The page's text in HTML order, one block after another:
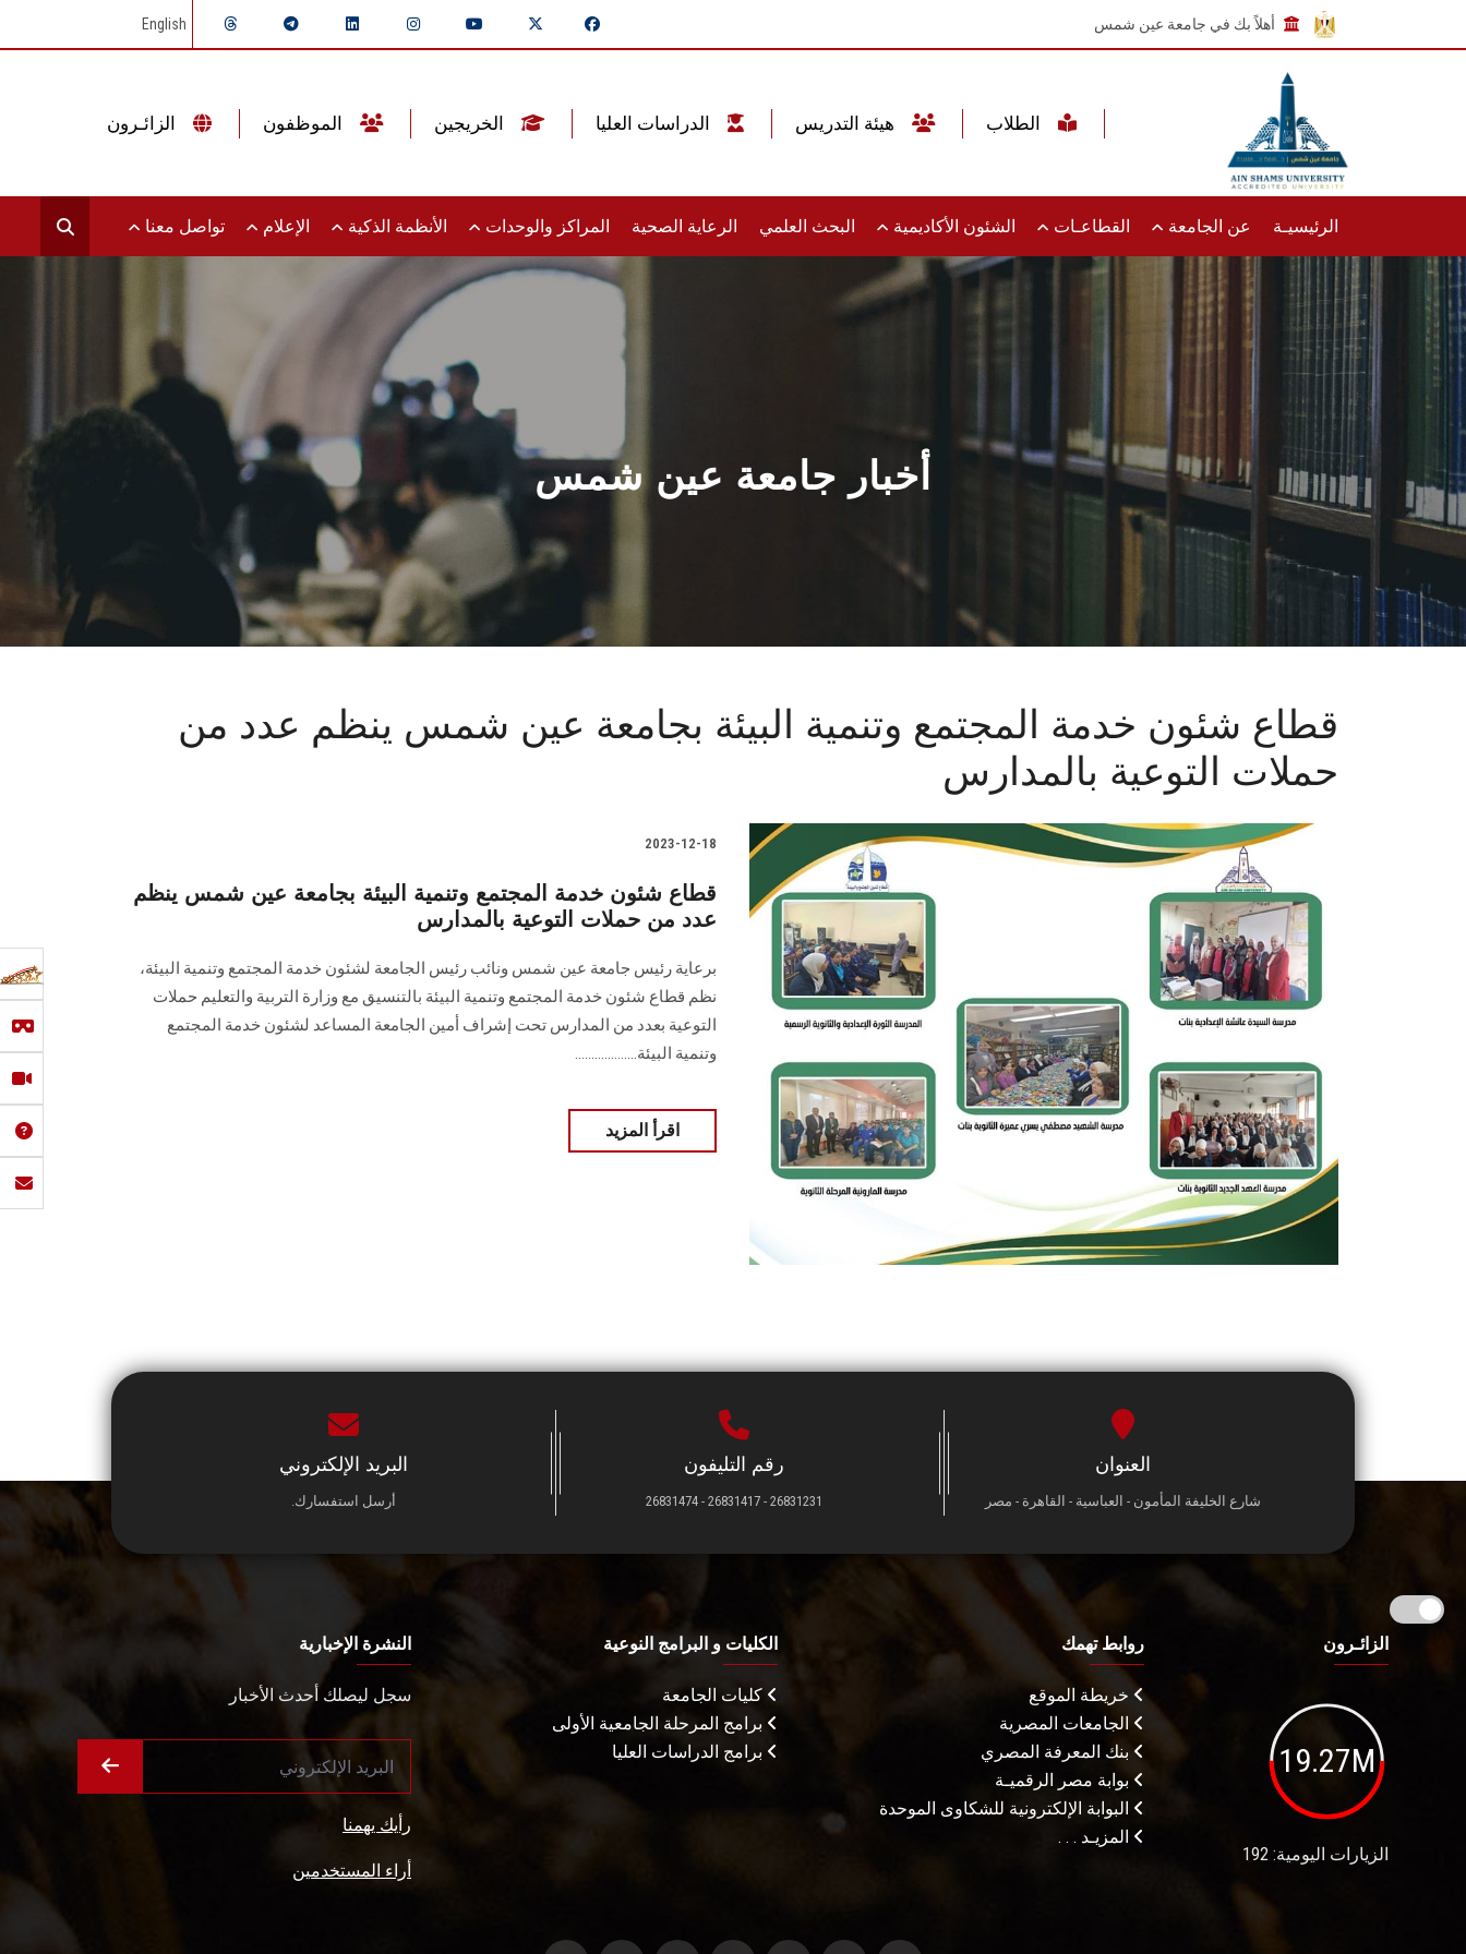
أهلاً بك في جامعة عين شمس English
الرئيسيـة عن الجامعة القطاعـات الشئون الأكاديمية البحث العلمي الرعاية الصحية المراكز والوحدات الأنظمة الذكية الإعلام تواصل معنا
أخبار جامعة عين شمس
قطاع شئون خدمة المجتمع وتنمية البيئة بجامعة عين شمس ينظم عدد من
حملات التوعية بالمدارس
2023-12-18
قطاع شئون خدمة المجتمع وتنمية البيئة بجامعة عين شمس ينظم
عدد من حملات التوعية بالمدارس
برعاية رئيس جامعة عين شمس ونائب رئيس الجامعة لشئون خدمة المجتمع وتنمية البيئة،
نظم قطاع شئون خدمة المجتمع وتنمية البيئة بالتنسيق مع وزارة التربية والتعليم حملات
التوعية بعدد من المدارس تحت إشراف أمين الجامعة المساعد لشئون خدمة المجتمع
وتنمية البيئة...................
اقرأ المزيد
العنوان
شارع الخليفة المأمون - العباسية - القاهرة - مصر
رقم التليفون
26831231 - 26831417 - 26831474
البريد الإلكتروني
أرسل استفسارك.
الزائـرون
19.27M
الزيارات اليومية: 192
روابط تهمك
خريطة الموقع
الجامعات المصرية
بنك المعرفة المصري
بوابة مصر الرقميـة
البوابة الإلكترونية للشكاوى الموحدة
المزيـد . . .
الكليات و البرامج النوعية
كليات الجامعة
برامج المرحلة الجامعية الأولى
برامج الدراسات العليا
النشرة الإخبارية
سجل ليصلك أحدث الأخبار
رأيك يهمنا
أراء المستخدمين